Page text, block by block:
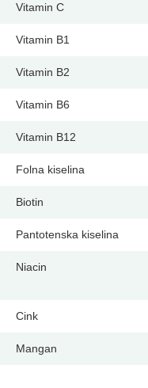
Vitamin C
Vitamin B1
Vitamin B2
Vitamin B6
Vitamin B12
Folna kiselina
Biotin
Pantotenska kiselina
Niacin
Cink
Mangan